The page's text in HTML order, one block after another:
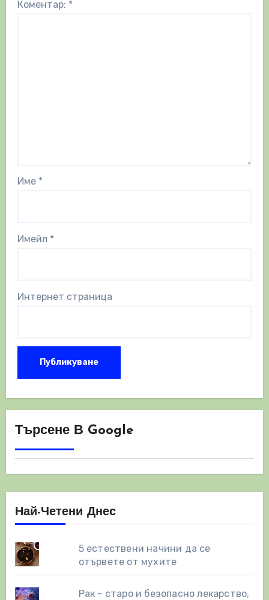
Коментар: *
Име *
Имейл *
Интернет страница
Търсене В Google
Най-Четени Днес
5 естествени начини да се
отървете от мухите
Рак - старо и безопасно лекарство,